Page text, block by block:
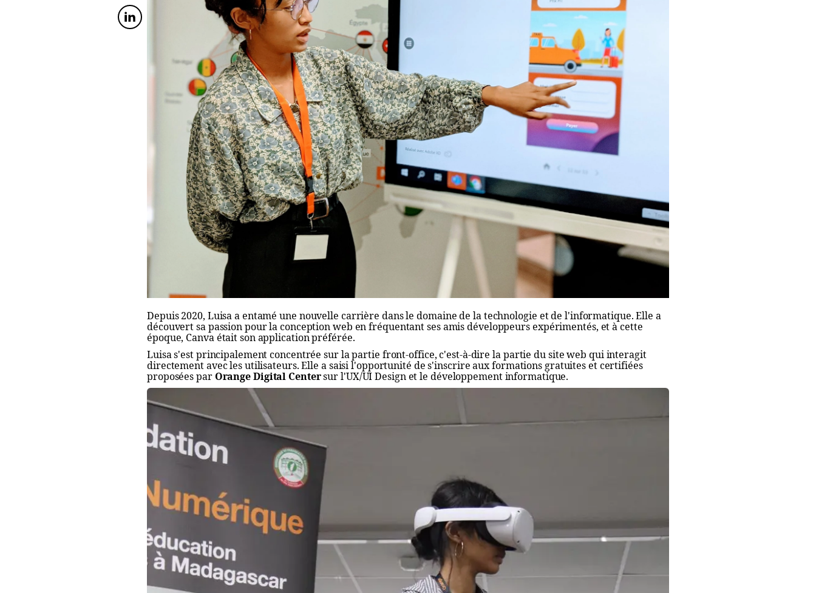
Twitter
Depuis 2020, Luisa a entamé une nouvelle carrière dans le domaine de la technologie et de l'informatique. Elle a
découvert sa passion pour la conception web en fréquentant ses amis développeurs expérimentés, et à cette
époque, Canva était son application préférée.
Luisa s'est principalement concentrée sur la partie front-office, c'est-à-dire la partie du site web qui interagit
directement avec les utilisateurs. Elle a saisi l'opportunité de s'inscrire aux formations gratuites et certifiées
proposées par Orange Digital Centersur l'UX/UI Design et le développement informatique.